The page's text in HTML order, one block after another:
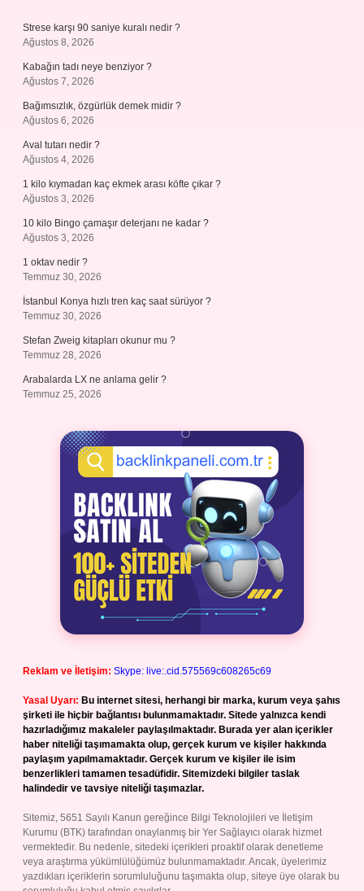
Strese karşı 90 saniye kuralı nedir ?
Ağustos 8, 2026
Kabağın tadı neye benziyor ?
Ağustos 7, 2026
Bağımsızlık, özgürlük demek midir ?
Ağustos 6, 2026
Aval tutarı nedir ?
Ağustos 4, 2026
1 kilo kıymadan kaç ekmek arası köfte çıkar ?
Ağustos 3, 2026
10 kilo Bingo çamaşır deterjanı ne kadar ?
Ağustos 3, 2026
1 oktav nedir ?
Temmuz 30, 2026
İstanbul Konya hızlı tren kaç saat sürüyor ?
Temmuz 30, 2026
Stefan Zweig kitapları okunur mu ?
Temmuz 28, 2026
Arabalarda LX ne anlama gelir ?
Temmuz 25, 2026
Reklam ve İletişim: Skype: live:.cid.575569c608265c69
Yasal Uyarı: Bu internet sitesi, herhangi bir marka, kurum veya şahıs
şirketi ile hiçbir bağlantısı bulunmamaktadır. Sitede yalnızca kendi
hazırladığımız makaleler paylaşılmaktadır. Burada yer alan içerikler
haber niteliği taşımamakta olup, gerçek kurum ve kişiler hakkında
paylaşım yapılmamaktadır. Gerçek kurum ve kişiler ile isim
benzerlikleri tamamen tesadüfidir. Sitemizdeki bilgiler taslak
halindedir ve tavsiye niteliği taşımazlar.
Sitemiz, 5651 Sayılı Kanun gereğince Bilgi Teknolojileri ve İletişim
Kurumu (BTK) tarafından onaylanmış bir Yer Sağlayıcı olarak hizmet
vermektedir. Bu nedenle, sitedeki içerikleri proaktif olarak denetleme
veya araştırma yükümlülüğümüz bulunmamaktadır. Ancak, üyelerimiz
yazdıkları içeriklerin sorumluluğunu taşımakta olup, siteye üye olarak bu